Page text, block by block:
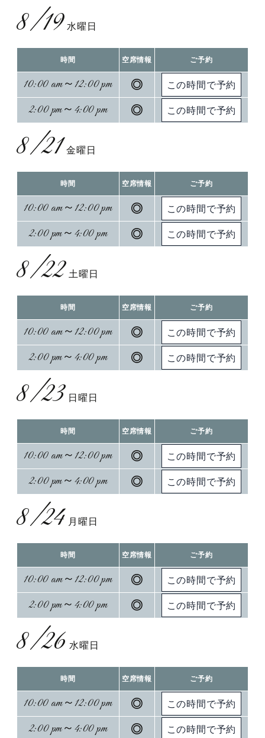
8/19 水曜日
時間 空席情報 ご予約
10:00 am～12:00 pm ◎
2:00 pm～4:00 pm ◎
8/21 金曜日
時間 空席情報 ご予約
10:00 am～12:00 pm ◎
2:00 pm～4:00 pm ◎
8/22 土曜日
時間 空席情報 ご予約
10:00 am～12:00 pm ◎
2:00 pm～4:00 pm ◎
8/23 日曜日
時間 空席情報 ご予約
10:00 am～12:00 pm ◎
2:00 pm～4:00 pm ◎
8/24 月曜日
時間 空席情報 ご予約
10:00 am～12:00 pm ◎
2:00 pm～4:00 pm ◎
8/26 水曜日
時間 空席情報 ご予約
10:00 am～12:00 pm ◎
2:00 pm～4:00 pm ◎